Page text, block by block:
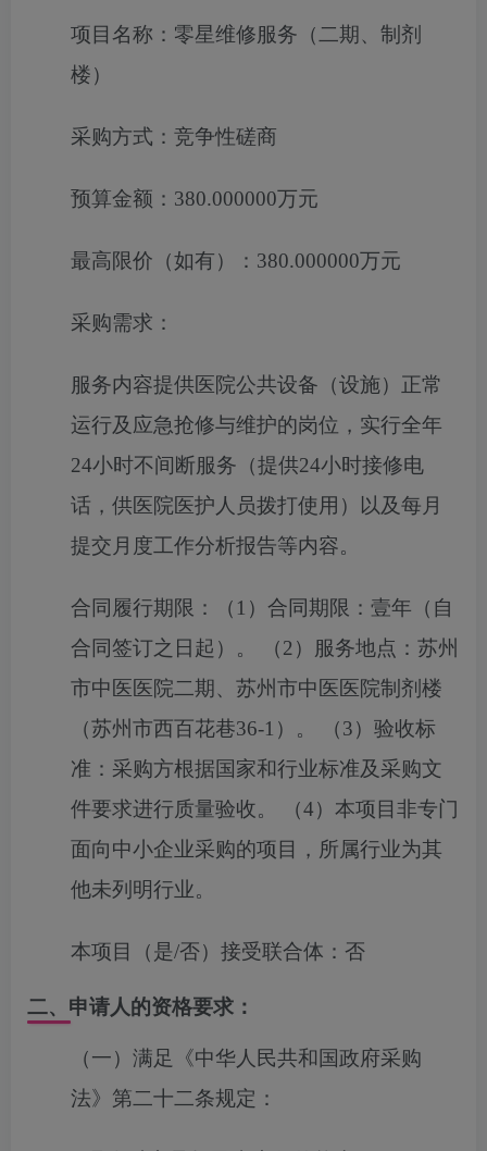
项目名称： 零星维修服务（二期、制剂
楼）
采购方式： 竞争性磋商
预算金额： 380.000000万元
最高限价（如有）： 380.000000万元
采购需求：
服务内容提供医院公共设备（设施）正常
运行及应急抢修与维护的岗位，实行全年
24小时不间断服务（提供24小时接修电
话，供医院医护人员拨打使用）以及每月
提交月度工作分析报告等内容。
合同履行期限：
（1）合同期限：壹年（自
合同签订之日起）。 （2）服务地点：苏州
市中医医院二期、苏州市中医医院制剂楼
（苏州市西百花巷36-1）。 （3）验收标
准：采购方根据国家和行业标准及采购文
件要求进行质量验收。 （4）本项目非专门
面向中小企业采购的项目，所属行业为其
他未列明行业。
本项目（是/否）接受联合体： 否
二、申请人的资格要求：
（一）满足《中华人民共和国政府采购
法》第二十二条规定：